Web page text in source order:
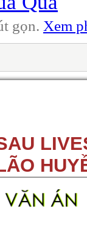
gọn. Xem